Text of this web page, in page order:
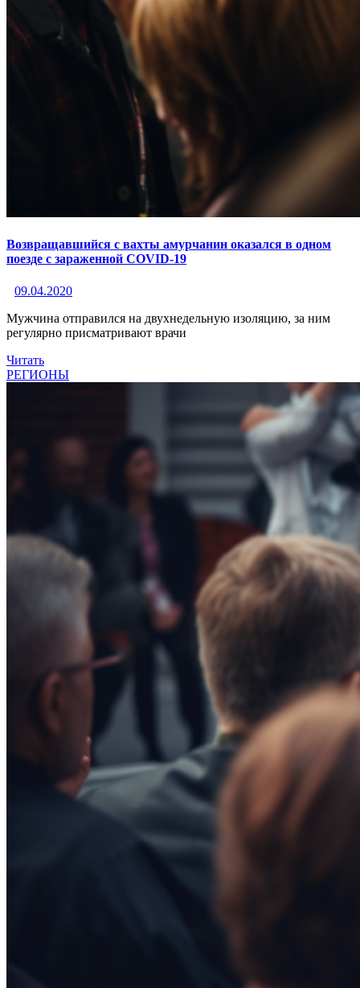
Возвращавшийся с вахты амурчанин оказался в одном
поезде с зараженной COVID-19
09.04.2020
Мужчина отправился на двухнедельную изоляцию, за ним
регулярно присматривают врачи
Читать
РЕГИОНЫ